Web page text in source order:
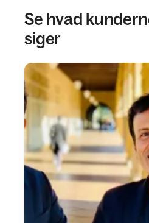
Se hvad
siger